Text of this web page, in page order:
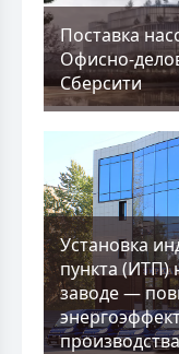
Поставка
Офисно-
Сберсити
Установка
пункта (ИТП)
заводе —
производства